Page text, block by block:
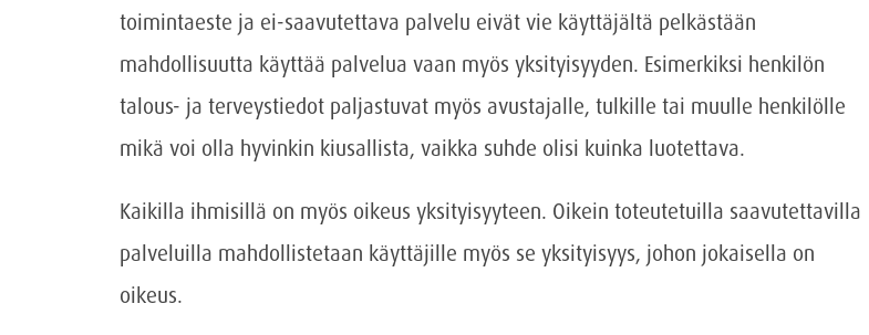
toimintaeste ja ei-saavutettava palvelu eivät vie käyttäjältä pelkästään
mahdollisuutta käyttää palvelua vaan myös yksityisyyden. Esimerkiksi henkilön
talous- ja terveystiedot paljastuvat myös avustajalle, tulkille tai muulle henkilölle
mikä voi olla hyvinkin kiusallista, vaikka suhde olisi kuinka luotettava.
Kaikilla ihmisillä on myös oikeus yksityisyyteen. Oikein toteutetuilla saavutettavilla
palveluilla mahdollistetaan käyttäjille myös se yksityisyys, johon jokaisella on
oikeus.